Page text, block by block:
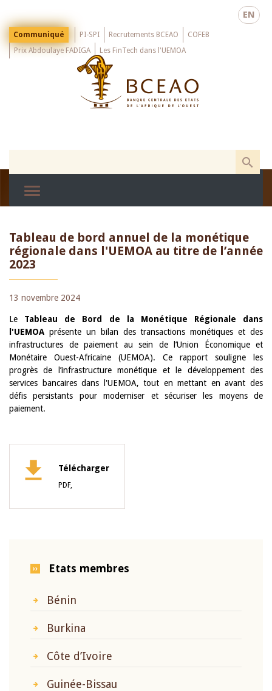
main
EN
Menu
Top
Communiqué PI-SPI Recrutements BCEAO
COFEB
Prix Abdoulaye FADIGA
Les FinTech dans l'UEMOA
Tableau de bord annuel de la monétique
régionale dans l'UEMOA au titre de l’année
2023
13 novembre 2024
Le Tableau de Bord de la Monétique Régionale dans
l'UEMOA présente un bilan des transactions monétiques et des
infrastructures de paiement au sein de l’Union Économique et
Monétaire Ouest-Africaine (UEMOA). Ce rapport souligne les
progrès de l’infrastructure monétique et le développement des
services bancaires dans l'UEMOA, tout en mettant en avant des
défis persistants pour moderniser et sécuriser les moyens de
paiement.
Télécharger
PDF,
Etats membres
Bénin
Burkina
Côte d’Ivoire
Guinée-Bissau